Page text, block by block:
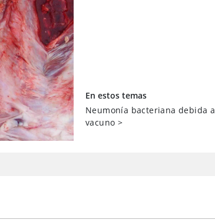
En estos temas
Neumonía bacteriana debida a
vacuno >